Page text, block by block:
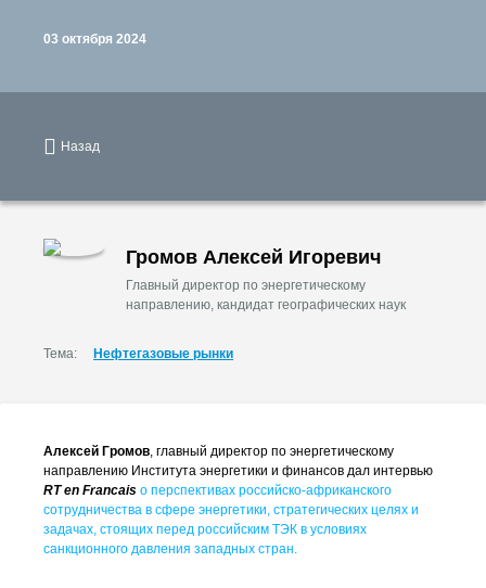
03 октября 2024
Назад
Громов Алексей Игоревич
Главный директор по энергетическому
направлению, кандидат географических наук
Тема: Нефтегазовые рынки
Алексей Громов, главный директор по энергетическому
направлению Института энергетики и финансов дал интервью
RT en Francais о перспективах российско-африканского
сотрудничества в сфере энергетики, стратегических целях и
задачах, стоящих перед российским ТЭК в условиях
санкционного давления западных стран.